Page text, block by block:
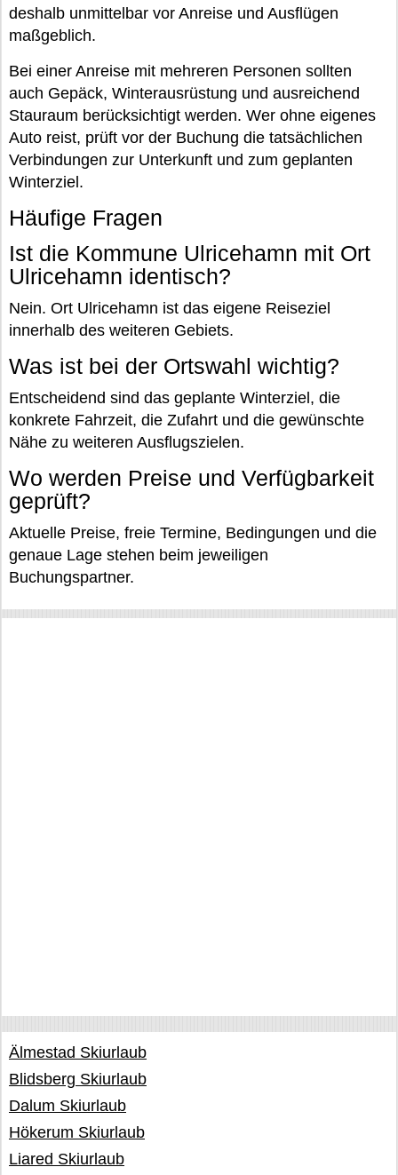
deshalb unmittelbar vor Anreise und Ausflügen
maßgeblich.
Bei einer Anreise mit mehreren Personen sollten
auch Gepäck, Winterausrüstung und ausreichend
Stauraum berücksichtigt werden. Wer ohne eigenes
Auto reist, prüft vor der Buchung die tatsächlichen
Verbindungen zur Unterkunft und zum geplanten
Winterziel.
Häufige Fragen
Ist die Kommune Ulricehamn mit Ort
Ulricehamn identisch?
Nein. Ort Ulricehamn ist das eigene Reiseziel
innerhalb des weiteren Gebiets.
Was ist bei der Ortswahl wichtig?
Entscheidend sind das geplante Winterziel, die
konkrete Fahrzeit, die Zufahrt und die gewünschte
Nähe zu weiteren Ausflugszielen.
Wo werden Preise und Verfügbarkeit
geprüft?
Aktuelle Preise, freie Termine, Bedingungen und die
genaue Lage stehen beim jeweiligen
Buchungspartner.
Älmestad Skiurlaub
Blidsberg Skiurlaub
Dalum Skiurlaub
Hökerum Skiurlaub
Liared Skiurlaub